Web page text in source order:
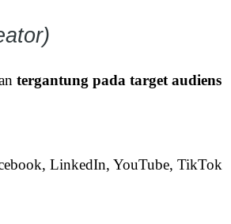
tergantung pada target audiens
LinkedIn, YouTube, TikTok